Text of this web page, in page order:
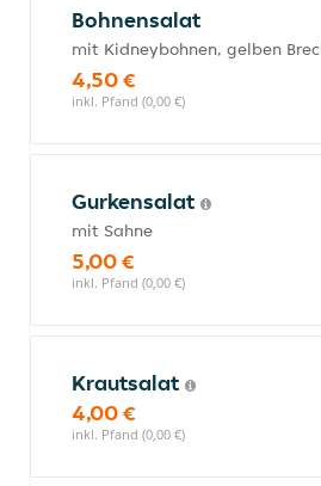
Bohnensalat
mit Kidneybohnen, gelben
4,50 €
inkl. Pfand (0,00 €)
Gurkensalat
mit Sahne
5,00 €
inkl. Pfand (0,00 €)
Krautsalat
4,00 €
inkl. Pfand (0,00 €)